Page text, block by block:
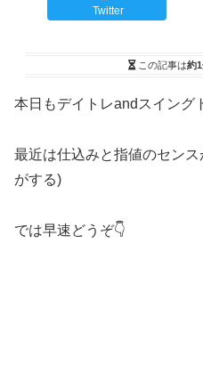
Twitter
この記事は約
本日もデイトレandスイング
最近は仕込みと指値のセン
がする)
では早速どうぞ👇